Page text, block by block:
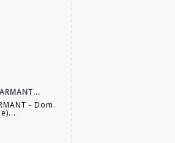
- Dom.